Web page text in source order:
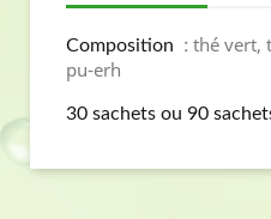
Composition
: thé vert,
pu-erh
30 sachets ou 90